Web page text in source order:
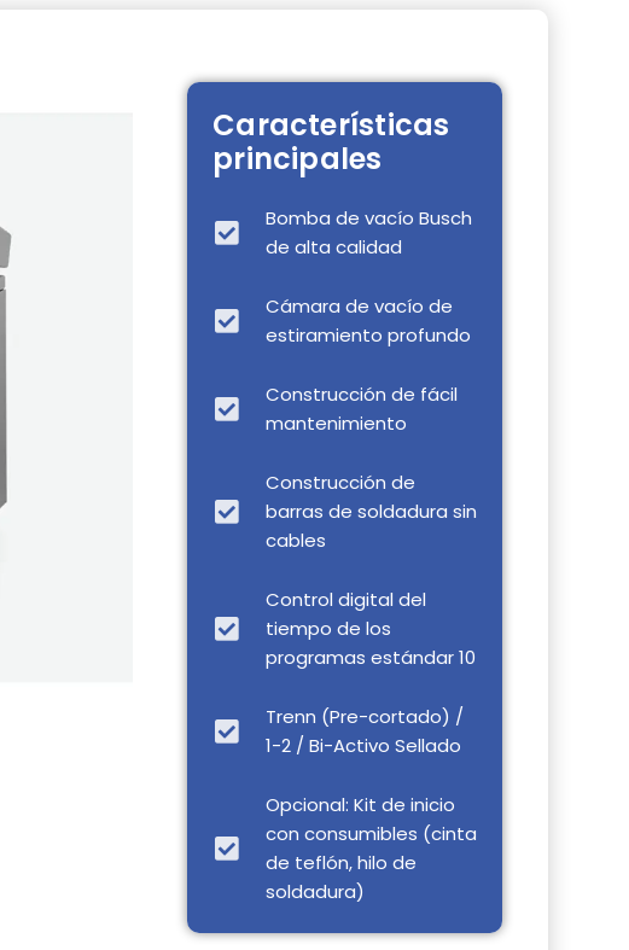
Características
principales
Bomba de vacío Busch
de alta calidad
Cámara de vacío de
estiramiento profundo
Construcción de fácil
mantenimiento
Construcción de
barras de soldadura sin
cables
Control digital del
tiempo de los
programas estándar 10
Trenn (Pre-cortado) /
1-2 / Bi-Activo Sellado
Opcional: Kit de inicio
con consumibles (cinta
de teflón, hilo de
soldadura)